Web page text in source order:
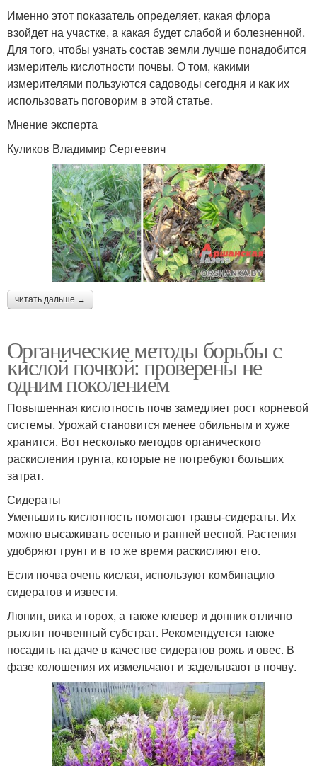
Именно этот показатель определяет, какая флора
взойдет на участке, а какая будет слабой и болезненной.
Для того, чтобы узнать состав земли лучше понадобится
измеритель кислотности почвы. О том, какими
измерителями пользуются садоводы сегодня и как их
использовать поговорим в этой статье.
Мнение эксперта
Куликов Владимир Сергеевич
читать дальше →
Органические методы борьбы с
кислой почвой: проверены не
одним поколением
Повышенная кислотность почв замедляет рост корневой
системы. Урожай становится менее обильным и хуже
хранится. Вот несколько методов органического
раскисления грунта, которые не потребуют больших
затрат.
Сидераты
Уменьшить кислотность помогают травы-сидераты. Их
можно высаживать осенью и ранней весной. Растения
удобряют грунт и в то же время раскисляют его.
Если почва очень кислая, используют комбинацию
сидератов и извести.
Люпин, вика и горох, а также клевер и донник отлично
рыхлят почвенный субстрат. Рекомендуется также
посадить на даче в качестве сидератов рожь и овес. В
фазе колошения их измельчают и заделывают в почву.